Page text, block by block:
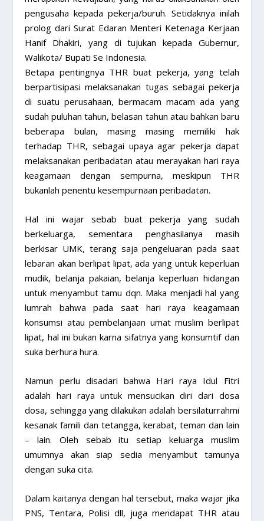
pengusaha kepada pekerja/buruh. Setidaknya inilah
prolog dari Surat Edaran Menteri Ketenaga Kerjaan
Hanif Dhakiri, yang di tujukan kepada Gubernur,
Walikota/ Bupati Se Indonesia.
Betapa pentingnya THR buat pekerja, yang telah
berpartisipasi melaksanakan tugas sebagai pekerja
di suatu perusahaan, bermacam macam ada yang
sudah puluhan tahun, belasan tahun atau bahkan baru
beberapa bulan, masing masing memiliki hak
terhadap THR, sebagai upaya agar pekerja dapat
melaksanakan peribadatan atau merayakan hari raya
keagamaan dengan sempurna, meskipun THR
bukanlah penentu kesempurnaan peribadatan.
Hal ini wajar sebab buat pekerja yang sudah
berkeluarga, sementara penghasilanya masih
berkisar UMK, terang saja pengeluaran pada saat
lebaran akan berlipat lipat, ada yang untuk keperluan
mudik, belanja pakaian, belanja keperluan hidangan
untuk menyambut tamu dqn. Maka menjadi hal yang
lumrah bahwa pada saat hari raya keagamaan
konsumsi atau pembelanjaan umat muslim berlipat
lipat, hal ini bukan karna sifatnya yang konsumtif dan
suka berhura hura.
Namun perlu disadari bahwa Hari raya Idul Fitri
adalah hari raya untuk mensucikan diri dari dosa
dosa, sehingga yang dilakukan adalah bersilaturrahmi
kesanak famili dan tetangga, kerabat, teman dan lain
– lain. Oleh sebab itu setiap keluarga muslim
umumnya akan siap sedia menyambut tamunya
dengan suka cita.
Dalam kaitanya dengan hal tersebut, maka wajar jika
PNS, Tentara, Polisi dll, juga mendapat THR atau